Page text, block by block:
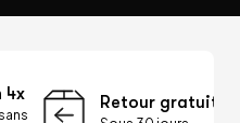
4x Retour gratuit